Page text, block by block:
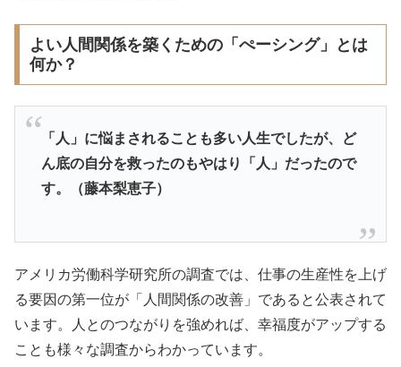
よい人間関係を築くための「ぺーシング」とは
何か？
「人」に悩まされることも多い人生でしたが、ど
ん底の自分を救ったのもやはり「人」だったので
す。（藤本梨恵子）
アメリカ労働科学研究所の調査では、仕事の生産性を上げ
る要因の第一位が「人間関係の改善」であると公表されて
います。人とのつながりを強めれば、幸福度がアップする
ことも様々な調査からわかっています。